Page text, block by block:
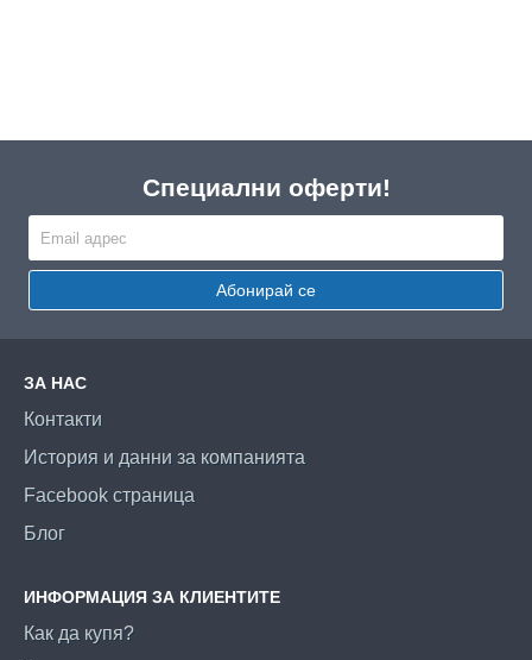
Специални оферти!
Абонирай се
ЗА НАС
Контакти
История и данни за компанията
Facebook страница
Блог
ИНФОРМАЦИЯ ЗА КЛИЕНТИТЕ
Как да купя?